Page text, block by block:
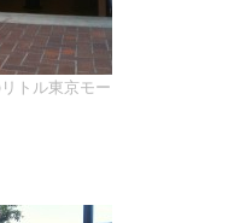
トル東京モー